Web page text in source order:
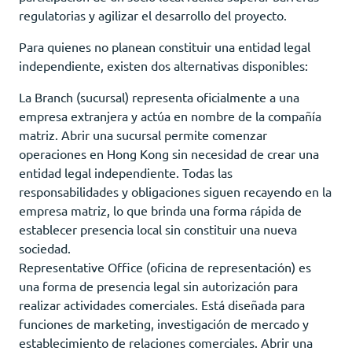
regulatorias y agilizar el desarrollo del proyecto.
Para quienes no planean constituir una entidad legal
independiente, existen dos alternativas disponibles:
La Branch (sucursal) representa oficialmente a una
empresa extranjera y actúa en nombre de la compañía
matriz. Abrir una sucursal permite comenzar
operaciones en Hong Kong sin necesidad de crear una
entidad legal independiente. Todas las
responsabilidades y obligaciones siguen recayendo en la
empresa matriz, lo que brinda una forma rápida de
establecer presencia local sin constituir una nueva
sociedad.
Representative Office (oficina de representación) es
una forma de presencia legal sin autorización para
realizar actividades comerciales. Está diseñada para
funciones de marketing, investigación de mercado y
establecimiento de relaciones comerciales. Abrir una